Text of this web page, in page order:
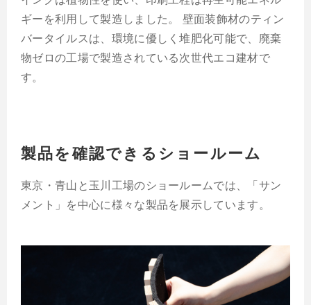
ギーを利用して製造しました。 壁面装飾材のティン
バータイルスは、環境に優しく堆肥化可能で、廃棄
物ゼロの工場で製造されている次世代エコ建材で
す。
製品を確認できるショールーム
東京・青山と玉川工場のショールームでは、「サン
メント」を中心に様々な製品を展示しています。